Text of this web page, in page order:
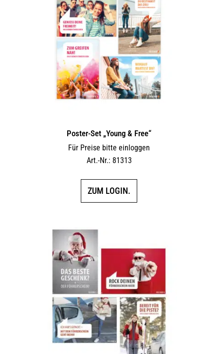
Poster-Set „Young & Free“
Für Preise bitte einloggen
Art.-Nr.: 81313
ZUM LOGIN.